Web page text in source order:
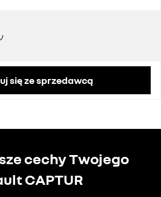
się ze sprzedawcą
cechy Twojego
CAPTUR